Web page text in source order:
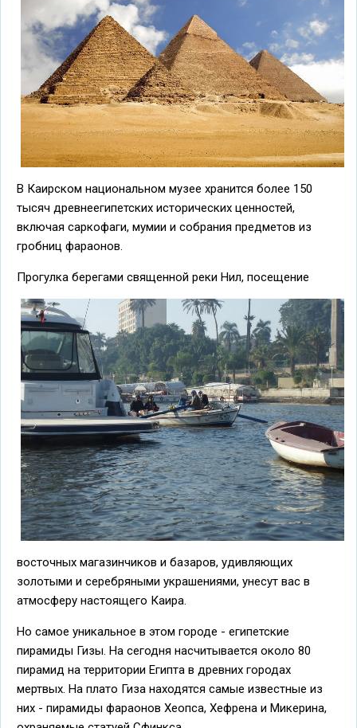
В Каирском национальном музее хранится более 150
тысяч древнеегипетских исторических ценностей,
включая саркофаги, мумии и собрания предметов из
гробниц фараонов.
Прогулка берегами священной реки Нил, посещение
восточных магазинчиков и базаров, удивляющих
золотыми и серебряными украшениями, унесут вас в
атмосферу настоящего Каира.
Но самое уникальное в этом городе - египетские
пирамиды Гизы. На сегодня насчитывается около 80
пирамид на территории Египта в древних городах
мертвых. На плато Гиза находятся самые известные из
них - пирамиды фараонов Хеопса, Хефрена и Микерина,